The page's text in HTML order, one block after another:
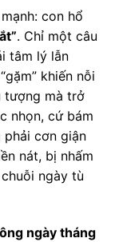
con hổ
. Chỉ một câu
tâm lý lẫn
khiến nỗi
tượng mà trở
nhọn, cứ bám
cơn giận
nát, bị nhấm
ngày tù
ngày tháng